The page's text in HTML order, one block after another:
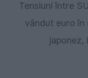
Tensiuni între
vândut euro în
japonez,